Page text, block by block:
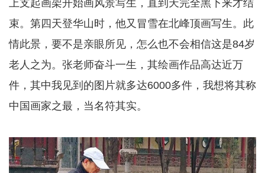
上支起画架开始画风景写生，直到天完全黑下来才结
束。第四天登华山时，他又冒雪在北峰顶画写生。此
情此景，要不是亲眼所见，怎么也不会相信这是84岁
老人之为。张老师奋斗一生，其绘画作品高达近万
件，其中我见到的图片就多达6000多件，我想将其称
中国画家之最，当名符其实。